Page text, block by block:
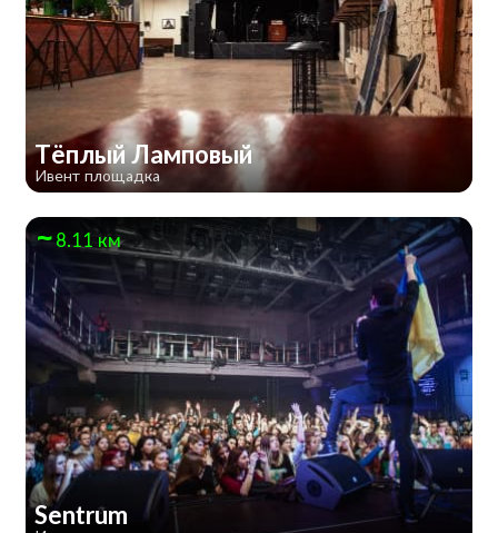
Тёплый Ламповый
Ивент площадка
8.11 км
Sentrum